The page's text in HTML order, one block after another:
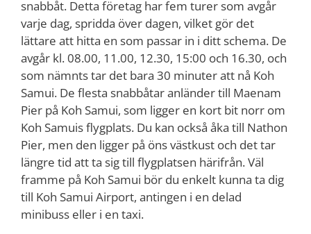
snabbåt. Detta företag har fem turer som avgår
varje dag, spridda över dagen, vilket gör det
lättare att hitta en som passar in i ditt schema. De
avgår kl. 08.00, 11.00, 12.30, 15:00 och 16.30, och
som nämnts tar det bara 30 minuter att nå Koh
Samui. De flesta snabbåtar anländer till Maenam
Pier på Koh Samui, som ligger en kort bit norr om
Koh Samuis flygplats. Du kan också åka till Nathon
Pier, men den ligger på öns västkust och det tar
längre tid att ta sig till flygplatsen härifrån. Väl
framme på Koh Samui bör du enkelt kunna ta dig
till Koh Samui Airport, antingen i en delad
minibuss eller i en taxi.